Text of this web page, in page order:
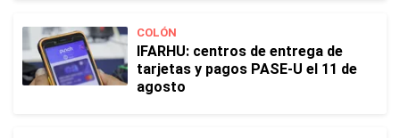
COLÓN
IFARHU: centros de entrega de
tarjetas y pagos PASE-U el 11 de
agosto